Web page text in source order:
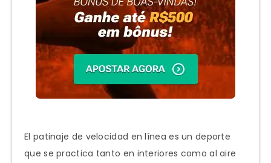
El patinaje de velocidad en línea es un deporte
que se practica tanto en interiores como al aire